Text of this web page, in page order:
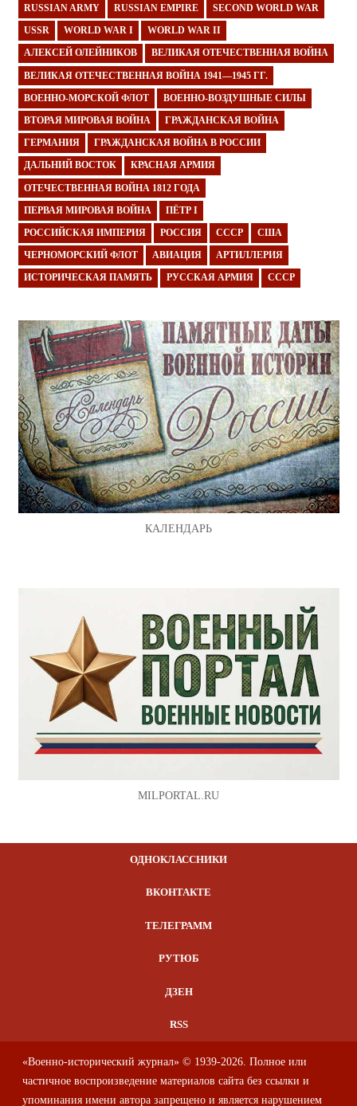
RUSSIAN ARMY RUSSIAN EMPIRE SECOND WORLD WAR
USSR WORLD WAR I WORLD WAR II
АЛЕКСЕЙ ОЛЕЙНИКОВ ВЕЛИКАЯ ОТЕЧЕСТВЕННАЯ ВОЙНА
ВЕЛИКАЯ ОТЕЧЕСТВЕННАЯ ВОЙНА 1941—1945 ГГ.
ВОЕННО-МОРСКОЙ ФЛОТ ВОЕННО-ВОЗДУШНЫЕ СИЛЫ
ВТОРАЯ МИРОВАЯ ВОЙНА ГРАЖДАНСКАЯ ВОЙНА
ГЕРМАНИЯ ГРАЖДАНСКАЯ ВОЙНА В РОССИИ
ДАЛЬНИЙ ВОСТОК КРАСНАЯ АРМИЯ
ОТЕЧЕСТВЕННАЯ ВОЙНА 1812 ГОДА
ПЕРВАЯ МИРОВАЯ ВОЙНА ПЁТР I
РОССИЙСКАЯ ИМПЕРИЯ РОССИЯ СССР США
ЧЕРНОМОРСКИЙ ФЛОТ АВИАЦИЯ АРТИЛЛЕРИЯ
ИСТОРИЧЕСКАЯ ПАМЯТЬ РУССКАЯ АРМИЯ СССР
КАЛЕНДАРЬ
MILPORTAL.RU
ОДНОКЛАССНИКИ
ВКОНТАКТЕ
ТЕЛЕГРАММ
РУТЮБ
ДЗЕН
RSS
«Военно-исторический журнал» © 1939-2026. Полное или
частичное воспроизведение материалов сайта без ссылки и
упоминания имени автора запрещено и является нарушением